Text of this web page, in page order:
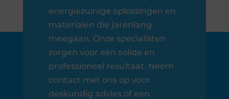
energiezuinige oplossingen en
materialen die jarenlang
meegaan. Onze specialisten
zorgen voor een solide en
professioneel resultaat. Neem
contact met ons op voor
deskundig advies of een